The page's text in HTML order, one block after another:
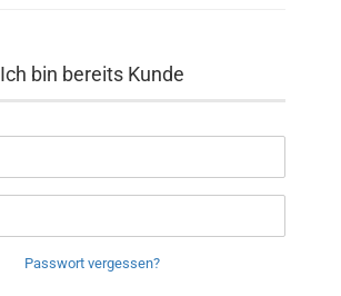
Ich bin bereits Kunde
Passwort vergessen?